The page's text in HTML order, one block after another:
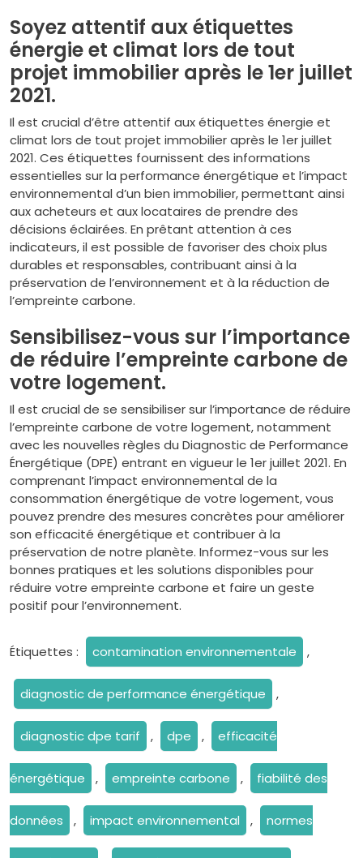
Soyez attentif aux étiquettes
énergie et climat lors de tout
projet immobilier après le 1er juillet
2021.
Il est crucial d’être attentif aux étiquettes énergie et
climat lors de tout projet immobilier après le 1er juillet
2021. Ces étiquettes fournissent des informations
essentielles sur la performance énergétique et l’impact
environnemental d’un bien immobilier, permettant ainsi
aux acheteurs et aux locataires de prendre des
décisions éclairées. En prêtant attention à ces
indicateurs, il est possible de favoriser des choix plus
durables et responsables, contribuant ainsi à la
préservation de l’environnement et à la réduction de
l’empreinte carbone.
Sensibilisez-vous sur l’importance
de réduire l’empreinte carbone de
votre logement.
Il est crucial de se sensibiliser sur l’importance de réduire
l’empreinte carbone de votre logement, notamment
avec les nouvelles règles du Diagnostic de Performance
Énergétique (DPE) entrant en vigueur le 1er juillet 2021. En
comprenant l’impact environnemental de la
consommation énergétique de votre logement, vous
pouvez prendre des mesures concrètes pour améliorer
son efficacité énergétique et contribuer à la
préservation de notre planète. Informez-vous sur les
bonnes pratiques et les solutions disponibles pour
réduire votre empreinte carbone et faire un geste
positif pour l’environnement.
Étiquettes : contamination environnementale ,
diagnostic de performance énergétique ,
diagnostic dpe tarif , dpe , efficacité
énergétique , empreinte carbone , fiabilité des
données , impact environnemental , normes